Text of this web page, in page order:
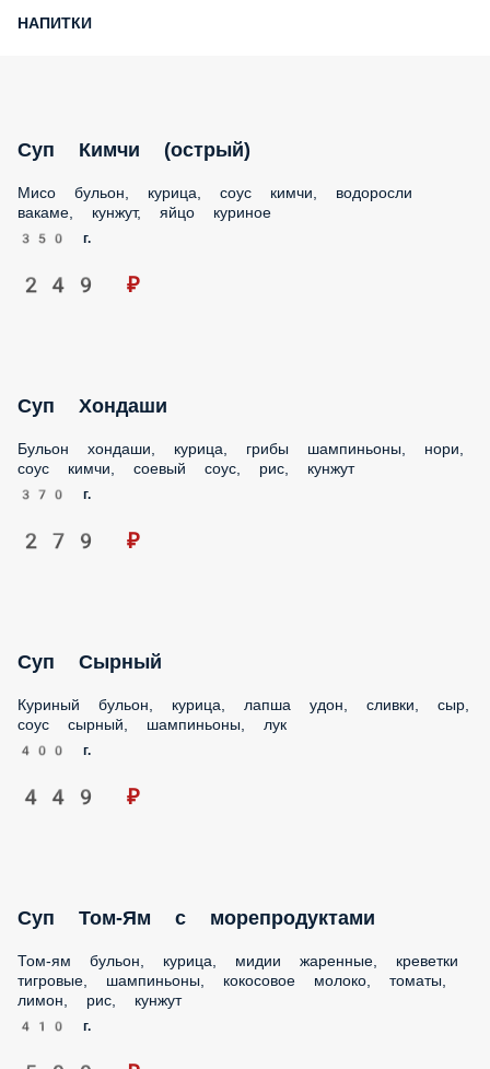
НАПИТКИ
Суп Кимчи (острый)
Мисо бульон, курица, соус кимчи, водоросли вакаме,
кунжут, яйцо куриное
350 г.
249 ₽
Суп Хондаши
Бульон хондаши, курица, грибы шампиньоны, нори, соус
кимчи, соевый соус, рис, кунжут
370 г.
279 ₽
Суп Сырный
Куриный бульон, курица, лапша удон, сливки, сыр, соус
сырный, шампиньоны, лук
400 г.
449 ₽
Суп Том-Ям с морепродуктами
Том-ям бульон, курица, мидии жаренные, креветки
тигровые, шампиньоны, кокосовое молоко, томаты, лимон,
рис, кунжут
410 г.